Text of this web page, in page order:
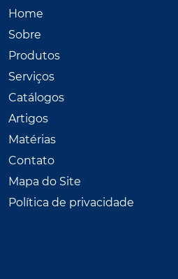
Home
Sobre
Produtos
Serviços
Catálogos
Artigos
Matérias
Contato
Mapa do Site
Política de privacidade